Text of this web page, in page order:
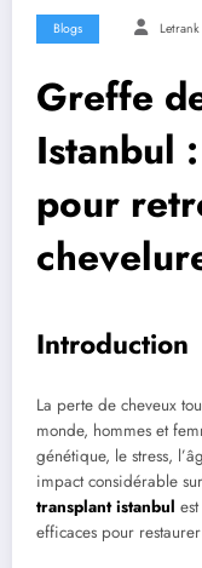
Blogs Letrank
Greffe
Istanbul
pour
Introduction
La perte de cheveux
monde, hommes et
génétique, le stress,
impact considérable
transplant istanbul
efficaces pour